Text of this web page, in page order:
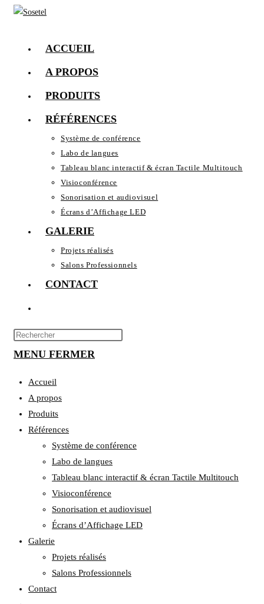
Skip
ACCUEIL
A PROPOS
PRODUITS
RÉFÉRENCES
Système de conférence
Labo de langues
Tableau blanc interactif & écran Tactile Multitouch
Visioconférence
Sonorisation et audiovisuel
Écrans d’Affichage LED
GALERIE
Projets réalisés
Salons Professionnels
CONTACT
WEBSITE
SEARCH
MENU FERMER
Accueil
A propos
Produits
Références
Système de conférence
Labo de langues
Tableau blanc interactif & écran Tactile Multitouch
Visioconférence
Sonorisation et audiovisuel
Écrans d’Affichage LED
Galerie
Projets réalisés
Salons Professionnels
Contact